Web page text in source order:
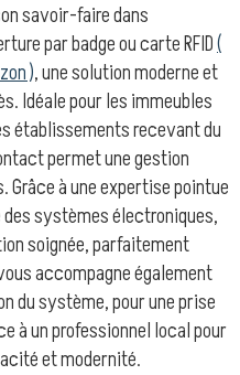
savoir-faire dans
par badge ou carte RFID(
), une solution moderne et
Idéale pour les immeubles
établissements recevant du
permet une gestion
à une expertise pointue
systèmes électroniques,
soignée, parfaitement
accompagne également
du système, pour une prise
à un professionnel local pour
et modernité.